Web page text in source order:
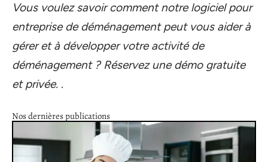
Vous voulez savoir comment notre logiciel pour
entreprise de déménagement peut vous aider à
gérer et à développer votre activité de
déménagement ? Réservez une démo gratuite
et privée. .
Nos dernières publications